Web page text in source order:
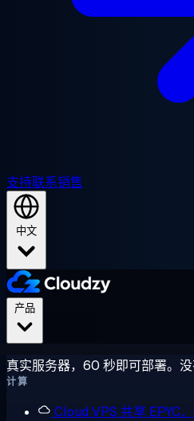
支持联系销售
中文
真实服务器，60 秒即可部署。没
计算
Cloud VPS 共享 EPYC